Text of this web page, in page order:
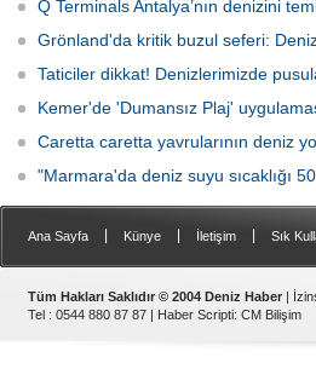
Q Terminals Antalya’nın denizini
Grönland'da kritik buzul seferi:
Taticiler dikkat! Denizlerimizde
Kemer'de 'Dumansız Plaj'
Caretta caretta yavrularının deniz
"Marmara'da deniz suyu sıcaklığı
Ana Sayfa Künye İletişim Sık
Tüm Hakları Saklıdır © 2004 Deniz Haber |
Tel : 0544 880 87 87 | Haber Scripti: CM Bilişim